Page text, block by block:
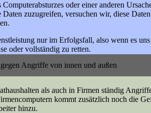
oder einer anderen
zuzugreifen, versuchen wir, diese
nur im Erfolgsfall, also wenn es uns
oder vollständig zu retten.
Angriffe von innen und außen
als auch in Firmen ständig
kommt zusätzlich noch die
hinzu.